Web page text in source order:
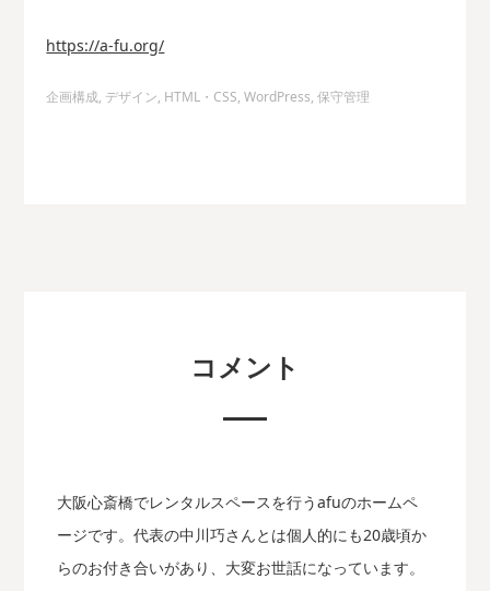
https://a-fu.org/
企画構成, デザイン, HTML・CSS, WordPress, 保守管理
コメント
大阪心斎橋でレンタルスペースを行うafuのホームペ
ージです。代表の中川巧さんとは個人的にも20歳頃か
らのお付き合いがあり、大変お世話になっています。